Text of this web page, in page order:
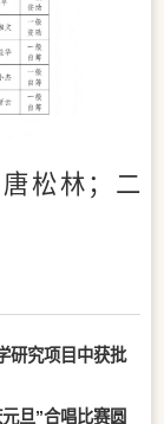
松林；二
研究项目中获批
旦”合唱比赛圆